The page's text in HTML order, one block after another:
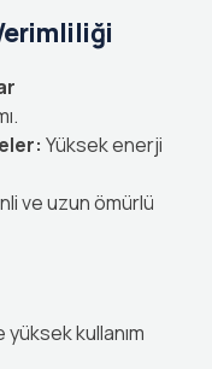
Yüksek enerji
ve uzun ömürlü
kullanım